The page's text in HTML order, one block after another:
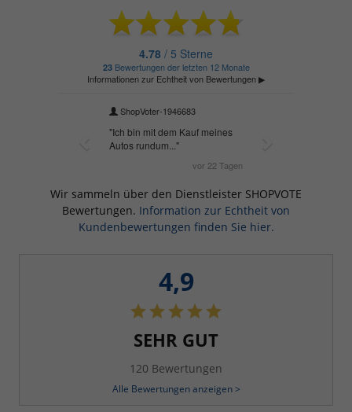
Wir sammeln über den Dienstleister SHOPVOTE
Bewertungen. Information zur Echtheit von
Kundenbewertungen finden Sie hier.
4,9
SEHR GUT
120 Bewertungen
Alle Bewertungen anzeigen >